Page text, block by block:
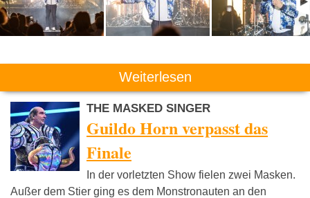
Weiterlesen
THE MASKED SINGER
Guildo Horn verpasst das
Finale
In der vorletzten Show fielen zwei Masken.
Außer dem Stier ging es dem Monstronauten an den